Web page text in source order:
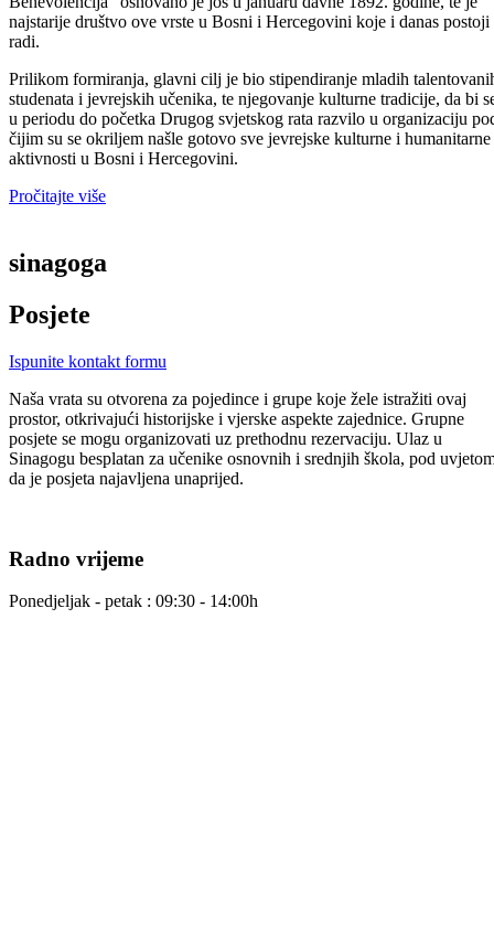
najstarije društvo ove vrste u Bosni i Hercegovini koje i danas postoji
radi.
Prilikom formiranja, glavni cilj je bio stipendiranje mladih
studenata i jevrejskih učenika, te njegovanje kulturne tradicije, da bi
u periodu do početka Drugog svjetskog rata razvilo u organizaciju
čijim su se okriljem našle gotovo sve jevrejske kulturne i humanitarne
aktivnosti u Bosni i Hercegovini.
Pročitajte više
sinagoga
Posjete
Ispunite kontakt formu
Naša vrata su otvorena za pojedince i grupe koje žele istražiti ovaj
prostor, otkrivajući historijske i vjerske aspekte zajednice. Grupne
posjete se mogu organizovati uz prethodnu rezervaciju. Ulaz u
Sinagogu besplatan za učenike osnovnih i srednjih škola, pod
da je posjeta najavljena unaprijed.
Radno vrijeme
Ponedjeljak - petak : 09:30 - 14:00h